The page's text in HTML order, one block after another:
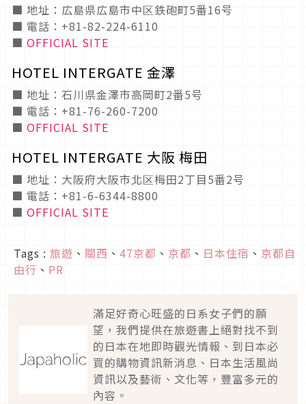
■ 地址：広島県広島市中区鉄砲町5番16号
■ 電話：+81-82-224-6110
■ OFFICIAL SITE
HOTEL INTERGATE 金澤
■ 地址：石川県金澤市高岡町2番5号
■ 電話：+81-76-260-7200
■ OFFICIAL SITE
HOTEL INTERGATE 大阪 梅田
■ 地址：大阪府大阪市北区梅田2丁目5番2号
■ 電話：+81-6-6344-8800
■ OFFICIAL SITE
Tags : 旅遊 、 關西 、 47京都 、 京都 、 日本住宿 、 京都自
由行 、 PR
滿足好奇心旺盛的日系女子們的願
望，我們提供在旅遊書上絕對找不到
的日本在地即時觀光情報、到日本必
買的購物資訊新消息、日本生活風尚
資訊以及藝術、文化等，豐富多元的
內容。